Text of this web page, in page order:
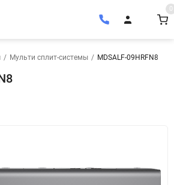
0
/ Мульти сплит-системы / MDSALF-09HRFN8